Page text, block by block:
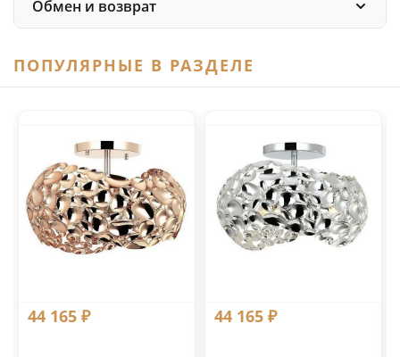
Обмен и возврат
ПОПУЛЯРНЫЕ В РАЗДЕЛЕ
44 165 ₽ 44 165 ₽